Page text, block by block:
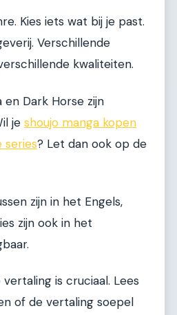
Kies iets wat bij je past.
Verschillende
kwaliteiten.
en Dark Horse zijn
je shoujo manga kopen
series? Let dan ook op de
zijn in het Engels,
zijn ook in het
is cruciaal. Lees
of de vertaling soepel